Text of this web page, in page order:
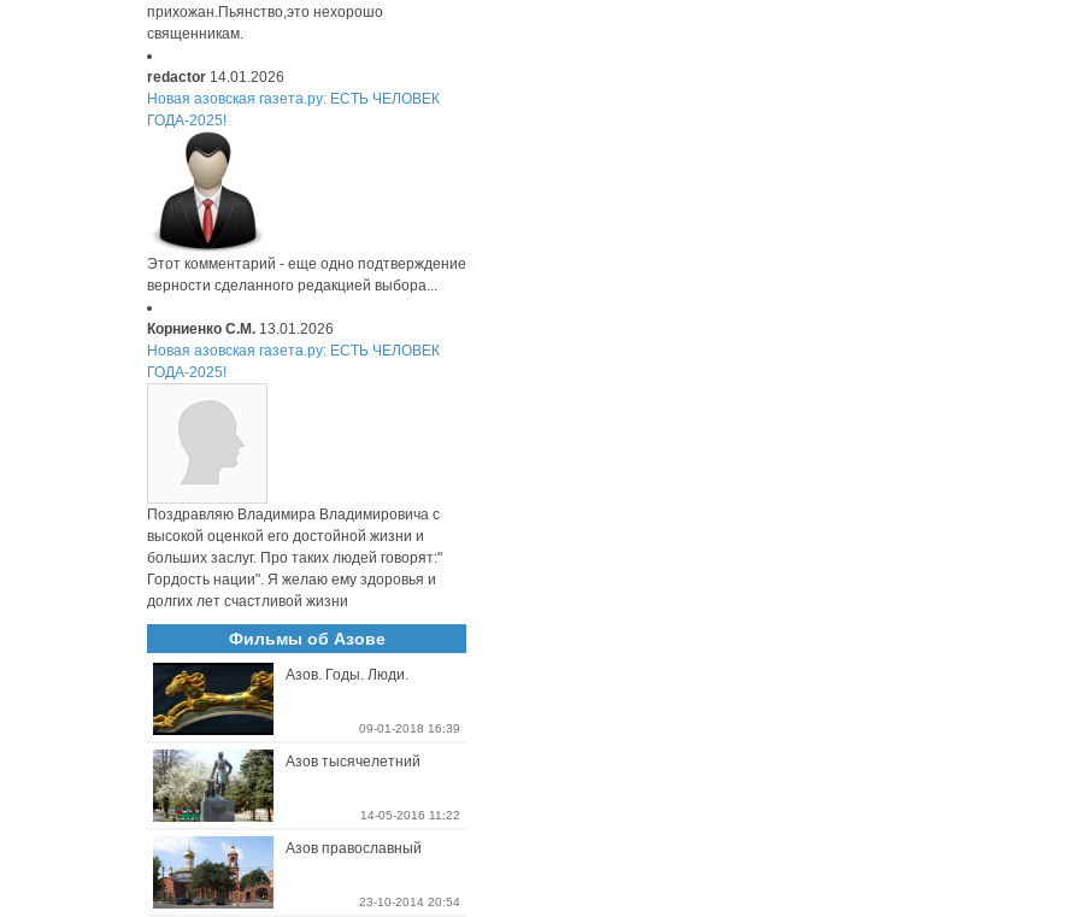
прихожан.Пьянство,это нехорошо
священникам.
redactor 14.01.2026
Новая азовская газета.ру: ЕСТЬ ЧЕЛОВЕК
ГОДА-2025!
Этот комментарий - еще одно подтверждение
верности сделанного редакцией выбора...
Корниенко С.М. 13.01.2026
Новая азовская газета.ру: ЕСТЬ ЧЕЛОВЕК
ГОДА-2025!
Поздравляю Владимира Владимировича с
высокой оценкой его достойной жизни и
больших заслуг. Про таких людей говорят:"
Гордость нации". Я желаю ему здоровья и
долгих лет счастливой жизни
Фильмы об Азове
Азов. Годы. Люди.
09-01-2018 16:39
Азов тысячелетний
14-05-2016 11:22
Азов православный
23-10-2014 20:54